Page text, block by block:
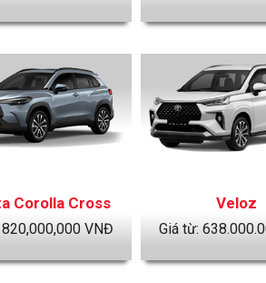
Corolla Cross
820,000,000VNĐ
Veloz
Giá từ: